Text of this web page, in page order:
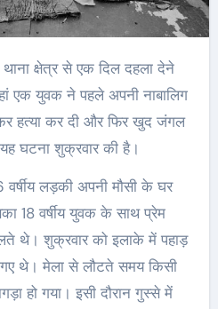
एक युवक ने पहले अपनी नाबालिग
हत्या कर दी और फिर खुद जंगल
घटना शुक्रवार की है।
वर्षीय लड़की अपनी मौसी के घर
18 वर्षीय युवक के साथ प्रेम
थे। शुक्रवार को इलाके में पहाड़
गए थे। मेला से लौटते समय किसी
हो गया। इसी दौरान गुस्से में